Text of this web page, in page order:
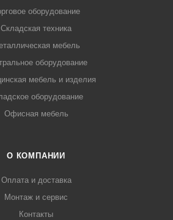
оборудование
Складская техника
мебель
оборудование
мебель и изделия
оборудование
Офисная мебель
О КОМПАНИИ
Оплата и доставка
Монтаж и сервис
Контакты